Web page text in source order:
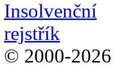
© 2000-2026